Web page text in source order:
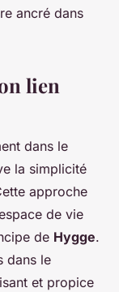
ancré dans
lien
dans le
la simplicité
approche
de vie
de Hygge.
dans le
et propice